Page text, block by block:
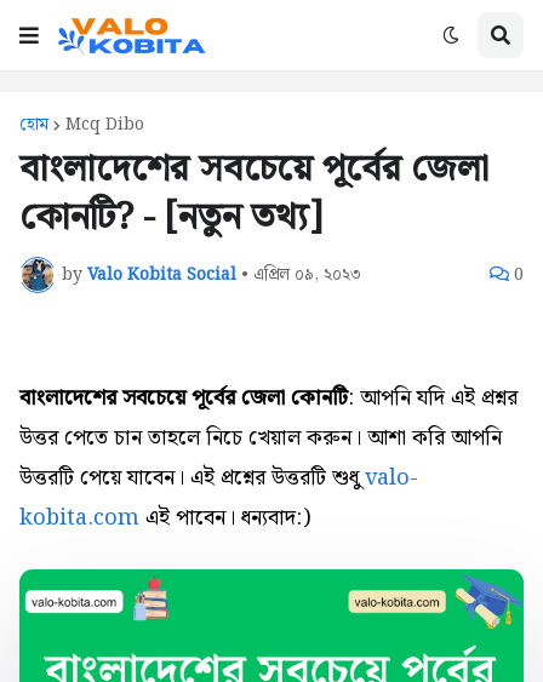
হোম Mcq Dibo
বাংলাদেশের সবচেয়ে পূর্বের জেলা
কোনটি? - [নতুন তথ্য]
byValo Kobita Social • এপ্রিল ০৯, ২০২৩ 0
বাংলাদেশের সবচেয়ে পূর্বের জেলা কোনটি: আপনি যদি এই প্রশ্নর
উত্তর পেতে চান তাহলে নিচে খেয়াল করুন। আশা করি আপনি
উত্তরটি পেয়ে যাবেন। এই প্রশ্নের উত্তরটি শুধুvalo-
kobita.comএই পাবেন। ধন্যবাদ:)